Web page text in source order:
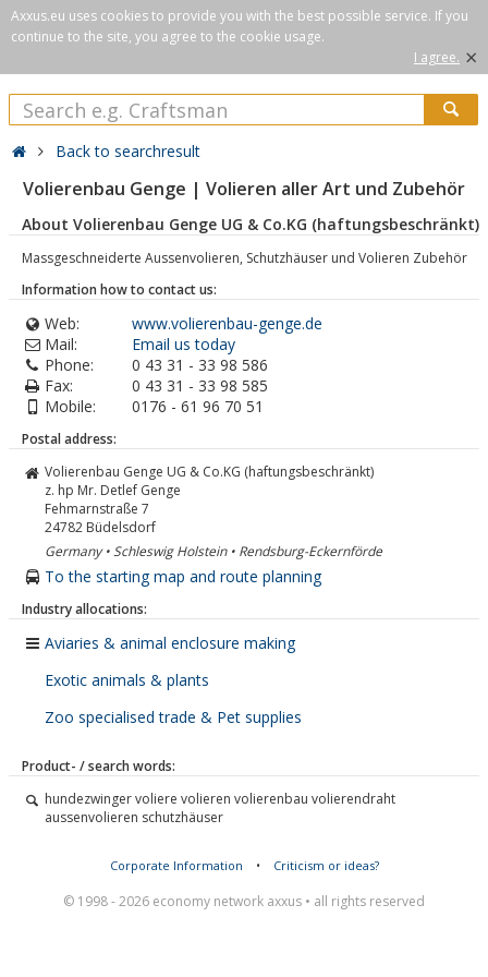
Axxus.eu uses cookies to provide you with the best possible service. If you
continue to the site, you agree to the cookie usage.
I agree. ×
Back to searchresult
Volierenbau Genge | Volieren aller Art und Zubehör
About Volierenbau Genge UG & Co.KG (haftungsbeschränkt)
Massgeschneiderte Aussenvolieren, Schutzhäuser und Volieren Zubehör
Information how to contact us:
Web:
www.volierenbau-genge.de
Mail:
Email us today
Phone:
0 43 31 - 33 98 586
Fax:
0 43 31 - 33 98 585
Mobile:
0176 - 61 96 70 51
Postal address:
Volierenbau Genge UG & Co.KG (haftungsbeschränkt)
z. hp Mr. Detlef Genge
Fehmarnstraße 7
24782 Büdelsdorf
Germany • Schleswig Holstein • Rendsburg-Eckernförde
To the starting map and route planning
Industry allocations:
Aviaries & animal enclosure making
Exotic animals & plants
Zoo specialised trade & Pet supplies
Product- / search words:
hundezwinger voliere volieren volierenbau volierendraht
aussenvolieren schutzhäuser
Corporate Information • Criticism or ideas?
© 1998 - 2026 economy network axxus • all rights reserved